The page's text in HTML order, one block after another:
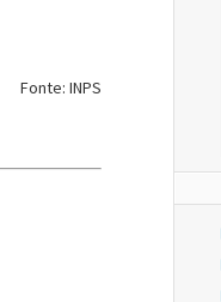
Fonte: INPS